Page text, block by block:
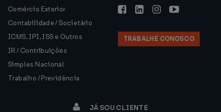
Comércio Exterior
Contabilidade / Societário
ICMS, IPI, ISS e Outros
IR / Contribuições
Simples Nacional
Trabalho / Previdência
TRABALHE CONOSCO
JÁ SOU CLIENTE